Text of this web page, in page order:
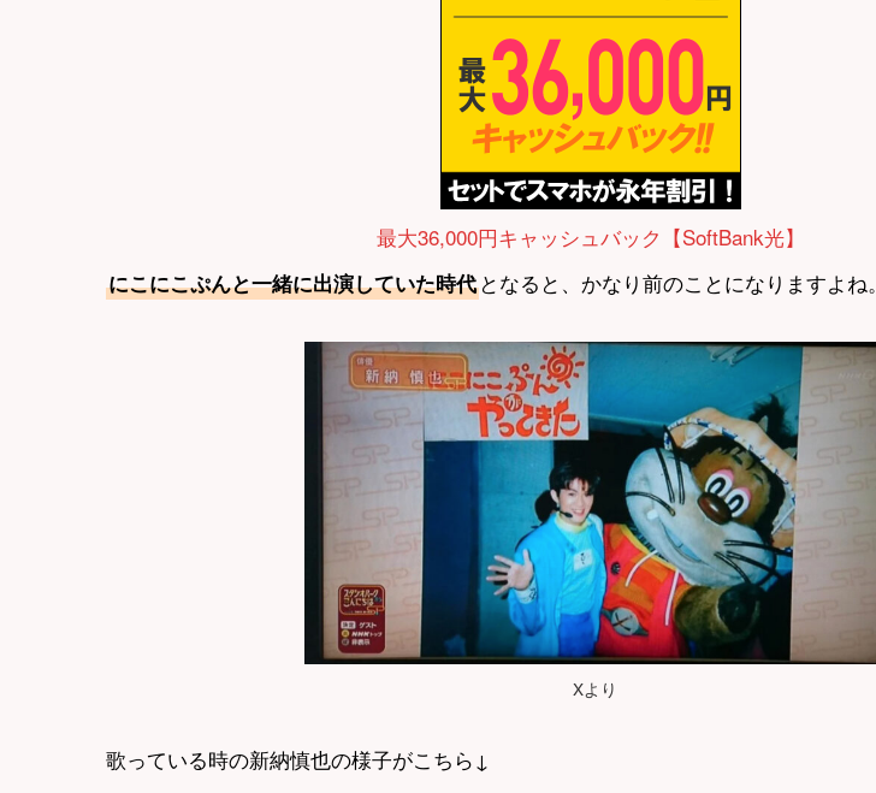
最大36,000円キャッシュバック【SoftBank光】
にこにこぷんと一緒に出演していた時代 となると、かなり前のことになりますよね。
Xより
歌っている時の新納慎也の様子がこちら↓